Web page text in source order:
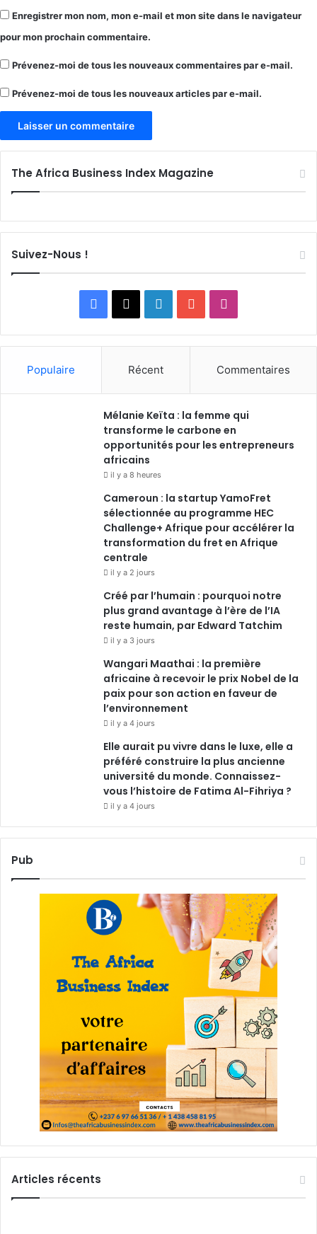
Enregistrer mon nom, mon e-mail et mon site dans le navigateur
pour mon prochain commentaire.
Prévenez-moi de tous les nouveaux commentaires par e-mail.
Prévenez-moi de tous les nouveaux articles par e-mail.
The Africa Business Index Magazine
Suivez-Nous !
Facebook
X LinkedinYouTube
Populaire Récent Commentaires
Mélanie Keïta : la femme qui
transforme le carbone en
opportunités pour les entrepreneurs
africains
il y a 8 heures
Cameroun : la startup YamoFret
sélectionnée au programme HEC
Challenge+ Afrique pour accélérer la
transformation du fret en Afrique
centrale
il y a 2 jours
Créé par l’humain : pourquoi notre
plus grand avantage à l’ère de l’IA
reste humain, par Edward Tatchim
il y a 3 jours
Wangari Maathai : la première
africaine à recevoir le prix Nobel de la
paix pour son action en faveur de
l’environnement
il y a 4 jours
Elle aurait pu vivre dans le luxe, elle a
préféré construire la plus ancienne
université du monde. Connaissez-
vous l’histoire de Fatima Al-Fihriya ?
il y a 4 jours
Pub
Articles récents